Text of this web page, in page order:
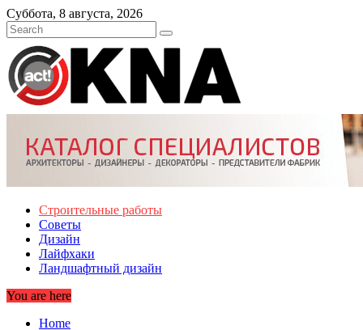
Skip
to
content
Суббота, 8 августа, 2026
Строительные работы
Советы
Дизайн
Лайфхаки
Ландшафтный дизайн
You are here
Home